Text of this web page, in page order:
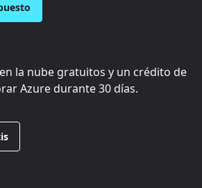
la nube gratuitos y un crédito de
Azure durante 30 días.